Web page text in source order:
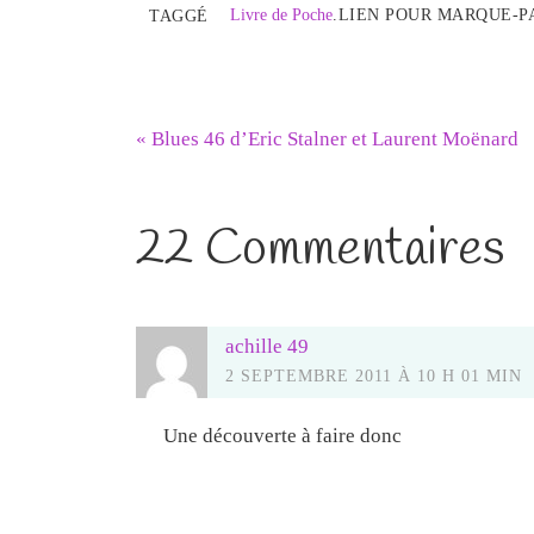
TAGGÉ Livre de Poche.LIEN POUR MARQUE-
« Blues 46 d’Eric Stalner et Laurent Moënard
22 Commentaires
achille 49
2 SEPTEMBRE 2011 À 10 H 01 MIN
Une découverte à faire donc